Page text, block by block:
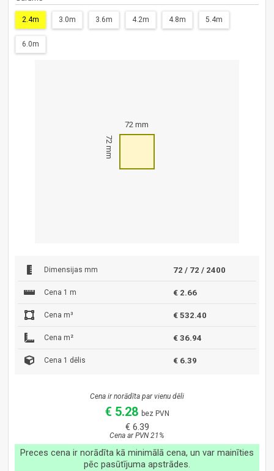
2.4m 3.0m 3.6m 4.2m 4.8m 5.4m
6.0m
72 mm
72 mm
Dimensijas mm 72 / 72 / 2400
Cena 1 m € 2.66
Cena m³ € 532.40
Cena m² € 36.94
Cena 1 dēlis € 6.39
Cena ir norādīta par vienu dēli
€ 5.28 bez PVN
€ 6.39
Cena ar PVN 21%
Preces cena ir norādīta kā minimālā cena, un var mainīties
pēc pasūtījuma apstrādes.